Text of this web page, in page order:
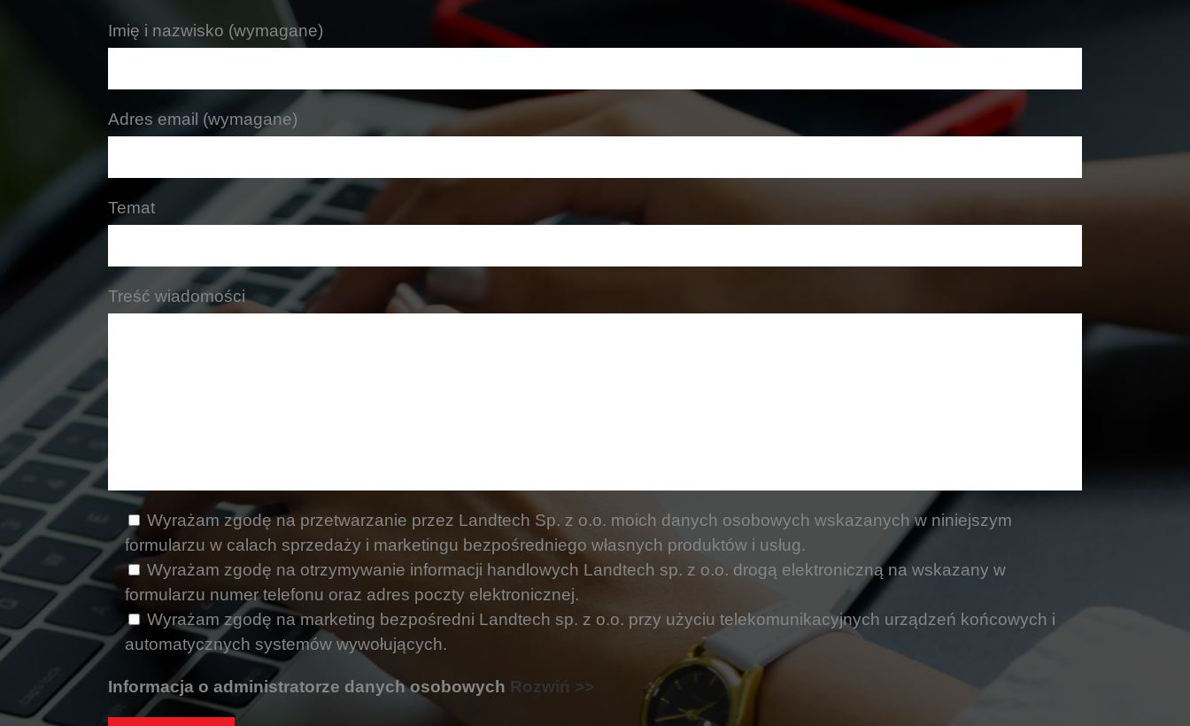
Imię i nazwisko (wymagane)
Adres email (wymagane)
Temat
Treść wiadomości
Wyrażam zgodę na przetwarzanie przez Landtech Sp. z o.o. moich danych osobowych wskazanych w niniejszym
formularzu w calach sprzedaży i marketingu bezpośredniego własnych produktów i usług.
Wyrażam zgodę na otrzymywanie informacji handlowych Landtech sp. z o.o. drogą elektroniczną na wskazany w
formularzu numer telefonu oraz adres poczty elektronicznej.
Wyrażam zgodę na marketing bezpośredni Landtech sp. z o.o. przy użyciu telekomunikacyjnych urządzeń końcowych i
automatycznych systemów wywołujących.
Informacja o administratorze danych osobowych Rozwiń >>